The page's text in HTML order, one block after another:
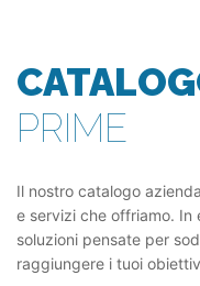
PRIME
Il nostro catalogo
e servizi che offriamo. In
soluzioni pensate per
raggiungere i tuoi